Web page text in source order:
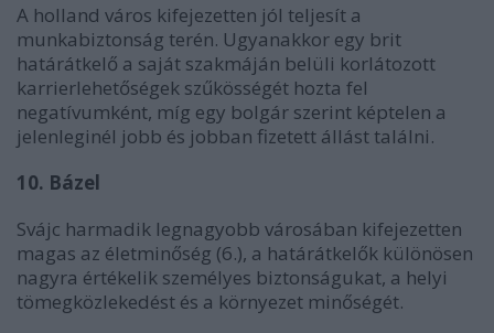
A holland város kifejezetten jól teljesít a
munkabiztonság terén. Ugyanakkor egy brit
határátkelő a saját szakmáján belüli korlátozott
karrierlehetőségek szűkösségét hozta fel
negatívumként, míg egy bolgár szerint képtelen a
jelenleginél jobb és jobban fizetett állást találni.
10. Bázel
Svájc harmadik legnagyobb városában kifejezetten
magas az életminőség (6.), a határátkelők különösen
nagyra értékelik személyes biztonságukat, a helyi
tömegközlekedést és a környezet minőségét.